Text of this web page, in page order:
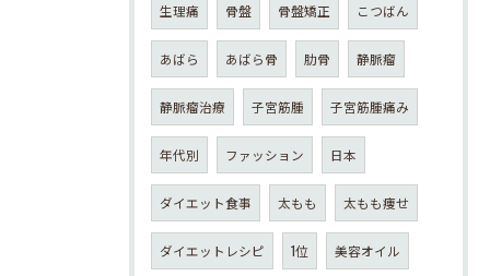
生理痛 骨盤 骨盤矯正 こつばん
あばら あばら骨 肋骨 静脈瘤
静脈瘤治療 子宮筋腫 子宮筋腫痛み
年代別 ファッション 日本
ダイエット食事 太もも 太もも痩せ
ダイエットレシピ 1位 美容オイル